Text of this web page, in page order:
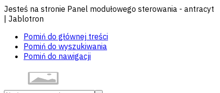
Jesteś na stronie Panel modułowego sterowania - antracyt
| Jablotron
Pomiń do głównej treści
Pomiń do wyszukiwania
Pomiń do nawigacji